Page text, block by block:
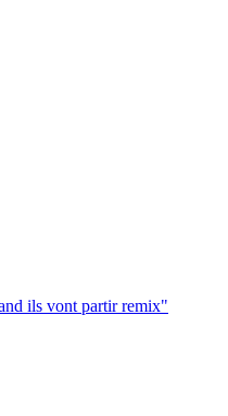
ils vont partir remix"